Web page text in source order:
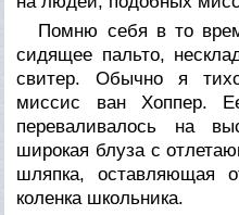
Помню себя в то
сидящее пальто,
свитер. Обычно я
миссис ван Хоппер.
переваливалось на
широкая блуза с
шляпка, оставляющая
коленка школьника.